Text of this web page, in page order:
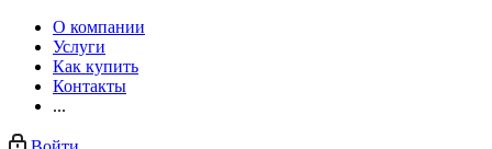
О компании
Услуги
Как купить
Контакты
...